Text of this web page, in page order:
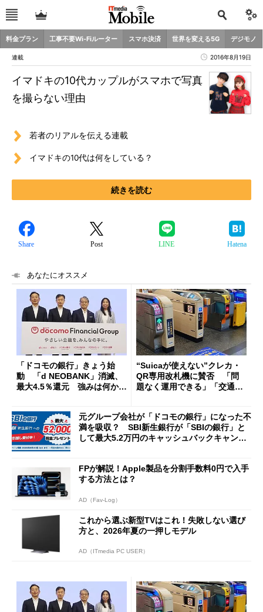
料金プラン 工事不要Wi-Fiルーター スマホ決済 世界を変える5G デジモノ
連載 2016年8月19日
イマドキの10代カップルがスマホで写真
を撮らない理由
若者のリアルを伝える連載
イマドキの10代は何をしている？
続きを読む
Share Post LINE Hatena
あなたにオススメ
「ドコモの銀行」きょう始
動 「d NEOBANK」消滅、
最大4.5％還元 強みは何か解
“Suicaが使えない”クレカ・
QR専用改札機に賛否 「問
題なく運用できる」「交通系I
元グループ会社が「ドコモの銀行」になった不
満を吸収？ SBI新生銀行が「SBIの銀行」と
して最大5.2万円のキャッシュバックキャンペ
FPが解説！Apple製品を分割手数料0円で入手
する方法とは？
AD（Fav-Log）
これから選ぶ新型TVはこれ！失敗しない選び
方と、2026年夏の一押しモデル
AD（ITmedia PC USER）